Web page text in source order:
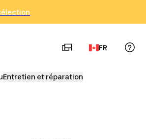
FR
Entretien et réparation